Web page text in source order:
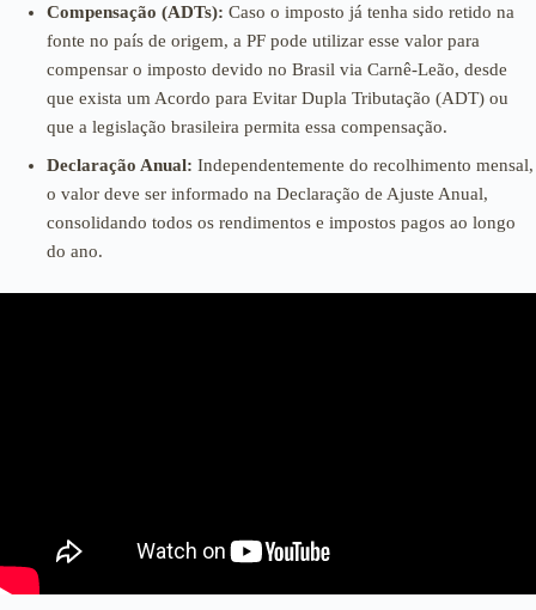
Compensação (ADTs): Caso o imposto já tenha sido retido na
fonte no país de origem, a PF pode utilizar esse valor para
compensar o imposto devido no Brasil via Carnê-Leão, desde
que exista um Acordo para Evitar Dupla Tributação (ADT) ou
que a legislação brasileira permita essa compensação.
Declaração Anual: Independentemente do recolhimento mensal,
o valor deve ser informado na Declaração de Ajuste Anual,
consolidando todos os rendimentos e impostos pagos ao longo
do ano.